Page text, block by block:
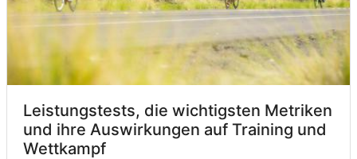
Leistungstests, die wichtigsten Metriken
und ihre Auswirkungen auf Training und
Wettkampf